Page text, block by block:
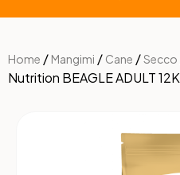
Home / Mangimi / Cane /Secco
Nutrition BEAGLE ADULT 12K